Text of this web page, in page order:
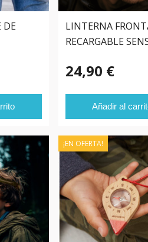
DE
LINTERNA
RECARGABLE
24,90 €
Añadir al
¡EN OFERTA!